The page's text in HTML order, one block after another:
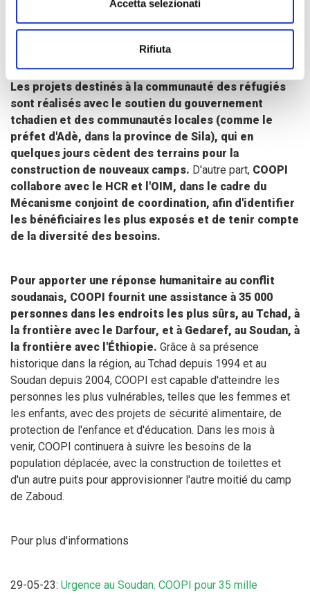
Accetta selezionati
Rifiuta
d'électricité, le Tchad accueille aujourd'hui la plus
importante population migrante d'Afrique de l'Ouest et
d'Afrique centrale, soit environ 600 000 personnes.
Les projets destinés à la communauté des réfugiés
sont réalisés avec le soutien du gouvernement
tchadien et des communautés locales (comme le
préfet d'Adè, dans la province de Sila), qui en
quelques jours cèdent des terrains pour la
construction de nouveaux camps. D'autre part, COOPI
collabore avec le HCR et l'OIM, dans le cadre du
Mécanisme conjoint de coordination, afin d'identifier
les bénéficiaires les plus exposés et de tenir compte
de la diversité des besoins.
Pour apporter une réponse humanitaire au conflit
soudanais, COOPI fournit une assistance à 35 000
personnes dans les endroits les plus sûrs, au Tchad, à
la frontière avec le Darfour, et à Gedaref, au Soudan, à
la frontière avec l'Éthiopie. Grâce à sa présence
historique dans la région, au Tchad depuis 1994 et au
Soudan depuis 2004, COOPI est capable d'atteindre les
personnes les plus vulnérables, telles que les femmes et
les enfants, avec des projets de sécurité alimentaire, de
protection de l'enfance et d'éducation. Dans les mois à
venir, COOPI continuera à suivre les besoins de la
population déplacée, avec la construction de toilettes et
d'un autre puits pour approvisionner l'autre moitié du camp
de Zaboud.
Pour plus d'informations
29-05-23: Urgence au Soudan. COOPI pour 35 mille